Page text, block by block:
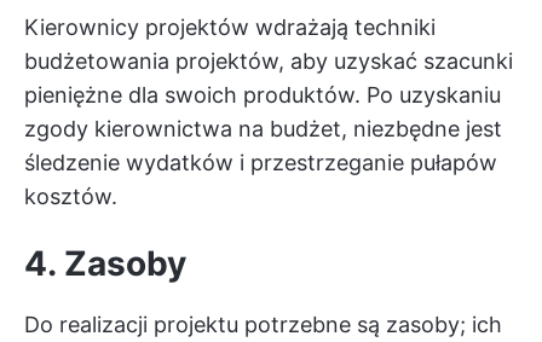
Kierownicy projektów wdrażają techniki
budżetowania projektów, aby uzyskać szacunki
pieniężne dla swoich produktów. Po uzyskaniu
zgody kierownictwa na budżet, niezbędne jest
śledzenie wydatków i przestrzeganie pułapów
kosztów.
4. Zasoby
Do realizacji projektu potrzebne są zasoby; ich